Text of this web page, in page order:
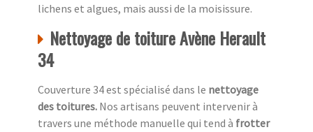
lichens et algues, mais aussi de la moisissure.
Nettoyage de toiture Avène Herault
34
Couverture 34 est spécialisé dans le nettoyage
des toitures. Nos artisans peuvent intervenir à
travers une méthode manuelle qui tend à frotter